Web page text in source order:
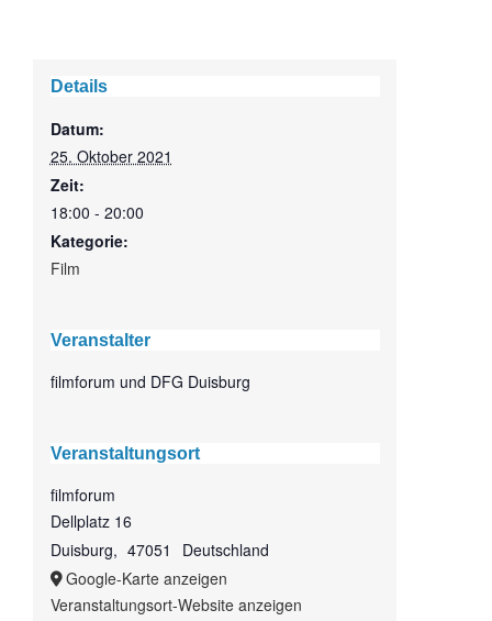
Details
Datum:
25. Oktober 2021
Zeit:
18:00 - 20:00
Kategorie:
Film
Veranstalter
filmforum und DFG Duisburg
Veranstaltungsort
filmforum
Dellplatz 16
Duisburg, 47051
Deutschland
Google-Karte anzeigen
Veranstaltungsort-Website anzeigen